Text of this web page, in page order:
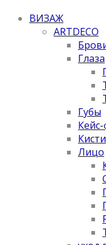
ВИЗАЖ
ARTDECO
Глаза
Губы
Кисти
Лицо